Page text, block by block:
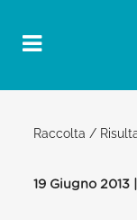
Raccolta /
19 Giugno 2013